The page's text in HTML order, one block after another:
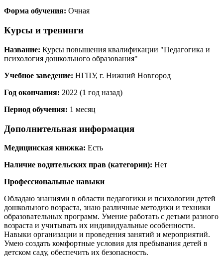
Форма обучения: Очная
Курсы и тренинги
Название: Курсы повышения квалификации "Педагогика и
психология дошкольного образования"
Учебное заведение: НГПУ, г. Нижний Новгород
Год окончания: 2022 (1 год назад)
Период обучения: 1 месяц
Дополнительная информация
Медицинская книжка: Есть
Наличие водительских прав (категории): Нет
Профессиональные навыки
Обладаю знаниями в области педагогики и психологии детей
дошкольного возраста, знаю различные методики и техники
образовательных программ. Умение работать с детьми разного
возраста и учитывать их индивидуальные особенности.
Навыки организации и проведения занятий и мероприятий.
Умею создать комфортные условия для пребывания детей в
детском саду, обеспечить их безопасность.